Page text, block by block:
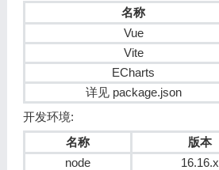
名称
Vue
Vite
ECharts
详见 package.json
开发环境:
名称
版本
node
16.16.x